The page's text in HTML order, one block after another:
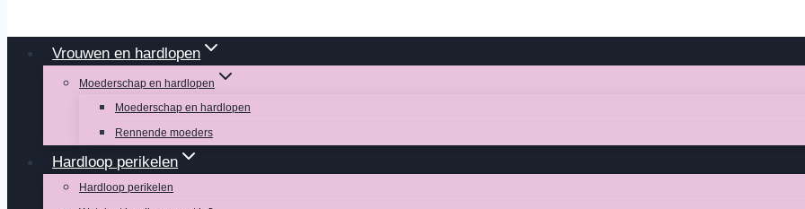
Vrouwen en hardlopen
Moederschap en hardlopen
Moederschap en hardlopen
Rennende moeders
Hardloop perikelen
Hardloop perikelen